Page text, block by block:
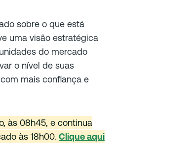
sobre o que está
uma visão estratégica
do mercado
o nível de suas
mais confiança e
às 08h45, e continua
às 18h00. Clique aqui